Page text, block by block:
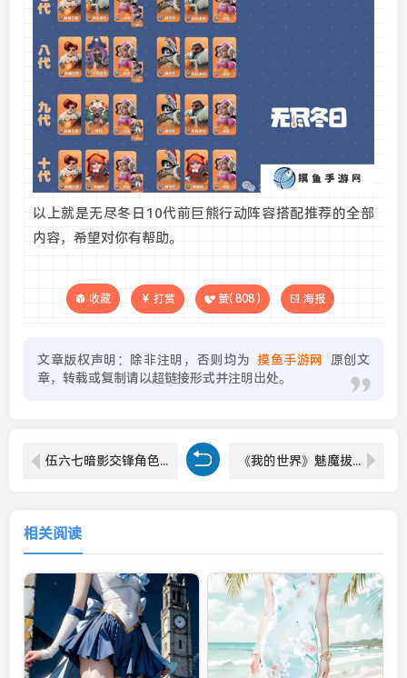
以上就是无尽冬日10代前巨熊行动阵容搭配推荐的全部
内容，希望对你有帮助。
收藏 打赏 赞( 808 ) 海报
文章版权声明：除非注明，否则均为 摸鱼手游网
原创文
章，转载或复制请以超链接形式并注明出处。
伍六七暗影交锋角色有哪些 伍六七暗影交锋强力角色推荐 《我的世界》魅魔拔萝卜攻略与玩法解析
相关阅读